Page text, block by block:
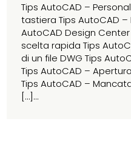
Tips AutoCAD –
tastiera Tips AutoCAD –
AutoCAD Design
scelta rapida Tips
di un file DWG Tips
Tips AutoCAD –
Tips AutoCAD –
[…]...